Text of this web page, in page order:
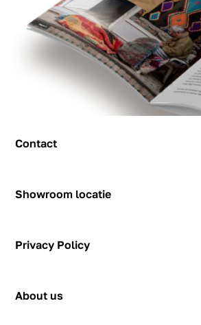
Contact
Showroom locatie
Figeehal 2
2031 BJ Haarlem
Privacy Policy
About us